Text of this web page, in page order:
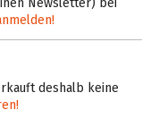
deshalb keine